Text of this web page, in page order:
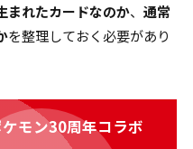
まれたカードなのか、 通常
を整理しておく必要があり
モン30周年コラボ